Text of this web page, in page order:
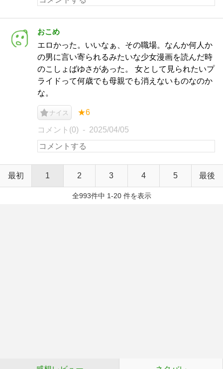
おこめ
エロかった。いいなぁ、その職場。なんか何人か
の男に言い寄られるみたいな少女漫画を読んだ時
のこしょばゆさがあった。 女として見られたいプ
ライドって何歳でも母親でも消えないものなのか
な。
ナイス ★6
コメント(0) 2025/04/05
最初 1 2 3 4 5 最後
全993件中 1-20 件を表示